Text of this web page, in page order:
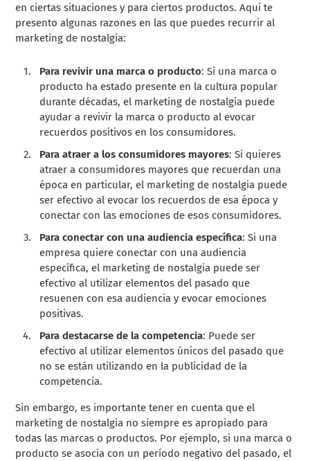
en ciertas situaciones y para ciertos productos. Aquí te
presento algunas razones en las que puedes recurrir al
marketing de nostalgia:
Para revivir una marca o producto: Si una marca o
producto ha estado presente en la cultura popular
durante décadas, el marketing de nostalgia puede
ayudar a revivir la marca o producto al evocar
recuerdos positivos en los consumidores.
Para atraer a los consumidores mayores: Si quieres
atraer a consumidores mayores que recuerdan una
época en particular, el marketing de nostalgia puede
ser efectivo al evocar los recuerdos de esa época y
conectar con las emociones de esos consumidores.
Para conectar con una audiencia específica: Si una
empresa quiere conectar con una audiencia
específica, el marketing de nostalgia puede ser
efectivo al utilizar elementos del pasado que
resuenen con esa audiencia y evocar emociones
positivas.
Para destacarse de la competencia: Puede ser
efectivo al utilizar elementos únicos del pasado que
no se están utilizando en la publicidad de la
competencia.
Sin embargo, es importante tener en cuenta que el
marketing de nostalgia no siempre es apropiado para
todas las marcas o productos. Por ejemplo, si una marca o
producto se asocia con un período negativo del pasado, el